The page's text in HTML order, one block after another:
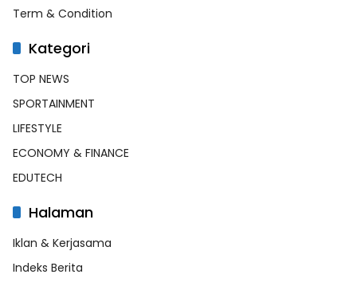
Term & Condition
Kategori
TOP NEWS
SPORTAINMENT
LIFESTYLE
ECONOMY & FINANCE
EDUTECH
Halaman
Iklan & Kerjasama
Indeks Berita